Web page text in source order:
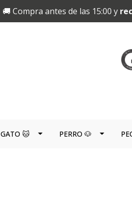
🚚 Compra antes de las 15:00 y
GATO 🐱 PERRO 🐶